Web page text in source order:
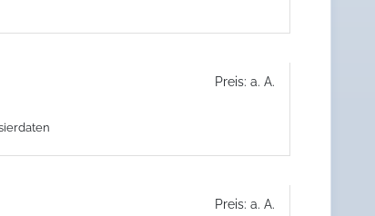
Preis: a. A.
Preis: a. A.